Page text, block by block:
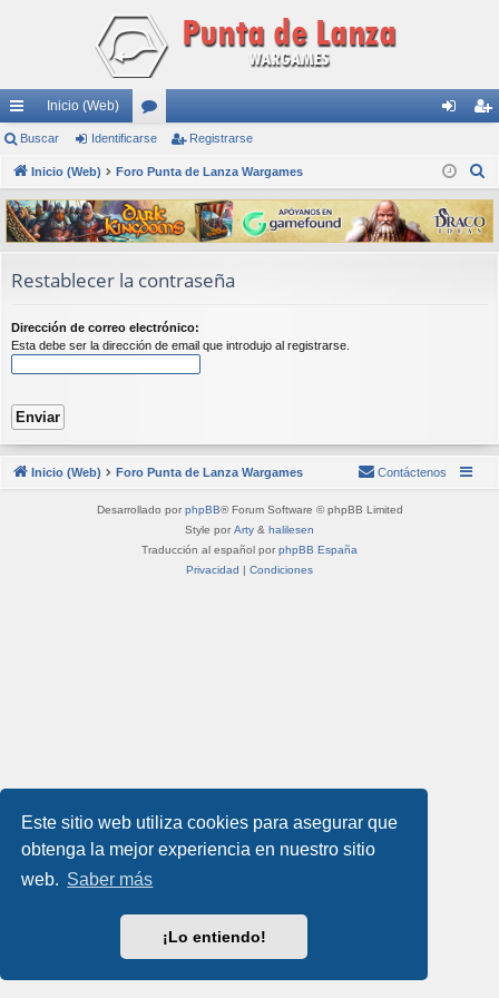
Este sitio web utiliza cookies para asegurar que
obtenga la mejor experiencia en nuestro sitio
web. Saber más
¡Lo entiendo!
nl
ac
es
rá
pi
s
Inicio (Web)
or
os nti
fic
ar
ist
ra
rs
Buscar Identificarse Registrarse
Inicio (Web) Foro Punta de Lanza Wargames
s
c
Restablecer la contraseña
Dirección de correo electrónico:
Esta debe ser la dirección de email que introdujo al registrarse.
Inicio (Web) Foro Punta de Lanza Wargames Contáctenos
Desarrollado por phpBB® Forum Software © phpBB Limited
Style por Arty & halilesen
Traducción al español por phpBB España
Privacidad
Condiciones